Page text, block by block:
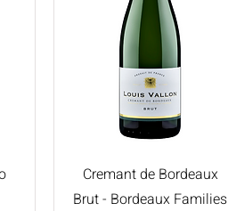
Cremant de Bordeaux
Brut - Bordeaux Families